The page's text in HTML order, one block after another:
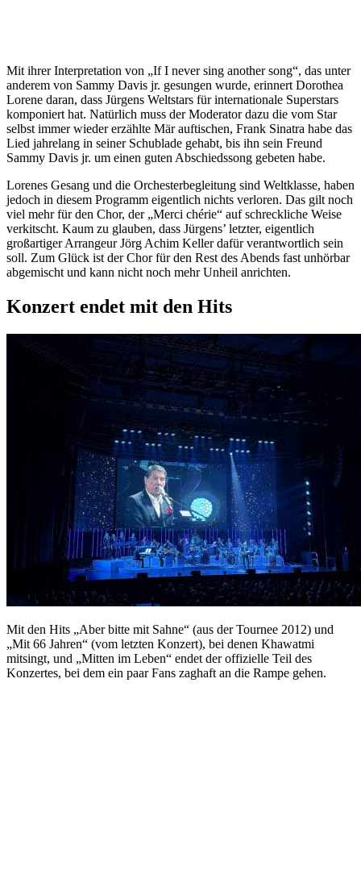
Mit ihrer Interpretation von „If I never sing another song“, das unter
anderem von Sammy Davis jr. gesungen wurde, erinnert Dorothea
Lorene daran, dass Jürgens Weltstars für internationale Superstars
komponiert hat. Natürlich muss der Moderator dazu die vom Star
selbst immer wieder erzählte Mär auftischen, Frank Sinatra habe das
Lied jahrelang in seiner Schublade gehabt, bis ihn sein Freund
Sammy Davis jr. um einen guten Abschiedssong gebeten habe.
Lorenes Gesang und die Orchesterbegleitung sind Weltklasse, haben
jedoch in diesem Programm eigentlich nichts verloren. Das gilt noch
viel mehr für den Chor, der „Merci chérie“ auf schreckliche Weise
verkitscht. Kaum zu glauben, dass Jürgens’ letzter, eigentlich
großartiger Arrangeur Jörg Achim Keller dafür verantwortlich sein
soll. Zum Glück ist der Chor für den Rest des Abends fast unhörbar
abgemischt und kann nicht noch mehr Unheil anrichten.
Konzert endet mit den Hits
Mit den Hits „Aber bitte mit Sahne“ (aus der Tournee 2012) und
„Mit 66 Jahren“ (vom letzten Konzert), bei denen Khawatmi
mitsingt, und „Mitten im Leben“ endet der offizielle Teil des
Konzertes, bei dem ein paar Fans zaghaft an die Rampe gehen.